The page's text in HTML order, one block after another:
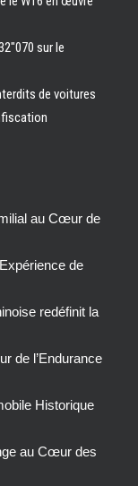
sur le
de voitures
au Cœur de
de
redéfinit la
de l’Endurance
Historique
au Cœur des